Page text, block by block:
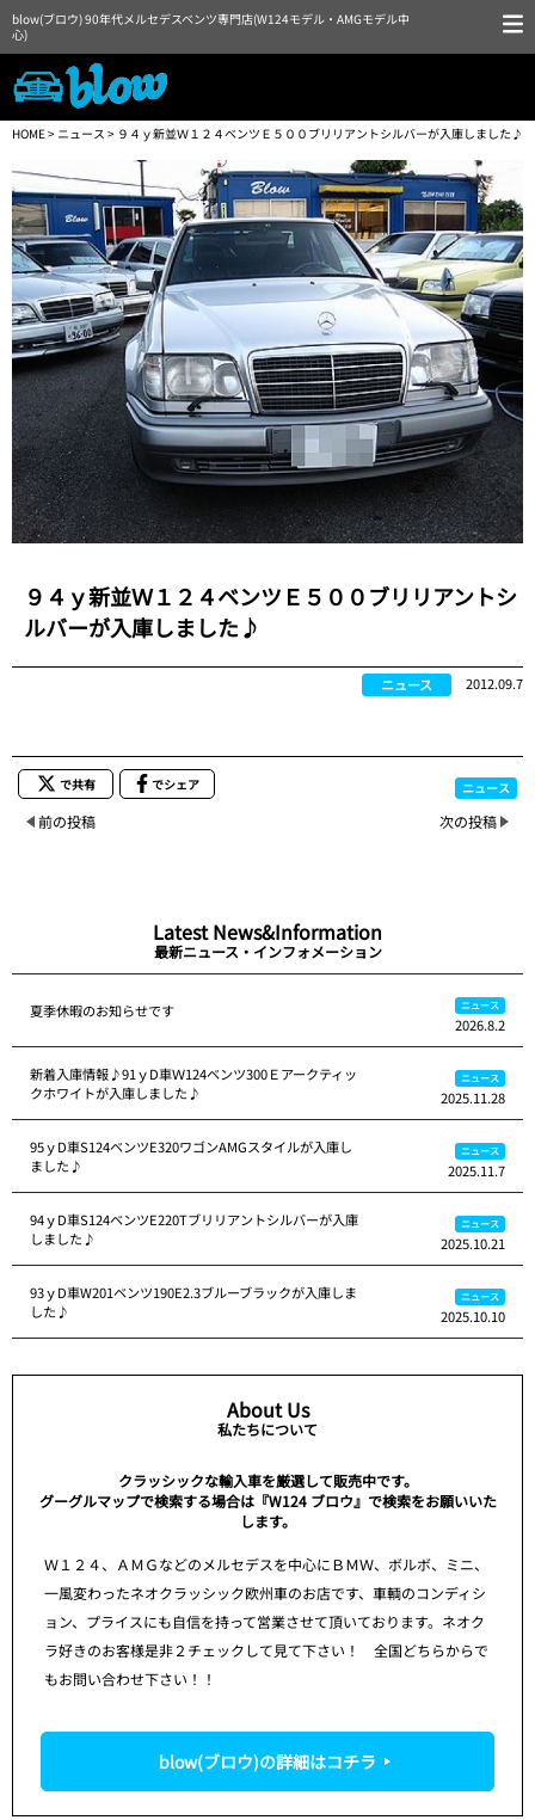
blow(ブロウ) 90年代メルセデスベンツ専門店(W124モデル・AMGモデル中
心)
HOME> ニュース > ９４ｙ新並Ｗ１２４ベンツＥ５００ブリリアントシルバーが入庫しました♪
９４ｙ新並Ｗ１２４ベンツＥ５００ブリリアントシ
ルバーが入庫しました♪
ニュース 2012.09.7
で共有 でシェア ニュース
前の投稿 次の投稿
Latest News&Information
最新ニュース・インフォメーション
夏季休暇のお知らせです ニュース
2026.8.2
新着入庫情報♪91ｙD車Ｗ124ベンツ300Ｅアークティッ
クホワイトが入庫しました♪
ニュース
2025.11.28
95ｙD車S124ベンツE320ワゴンAMGスタイルが入庫し
ました♪
ニュース
2025.11.7
94ｙD車S124ベンツE220Tブリリアントシルバーが入庫
しました♪
ニュース
2025.10.21
93ｙD車W201ベンツ190E2.3ブルーブラックが入庫しま
した♪
ニュース
2025.10.10
About Us
私たちについて
クラッシックな輸入車を厳選して販売中です。
グーグルマップで検索する場合は『W124 ブロウ』で検索をお願いいた
します。
Ｗ１２４、ＡＭＧなどのメルセデスを中心にＢＭＷ、ボルボ、ミニ、
一風変わったネオクラッシック欧州車のお店です、車輌のコンディシ
ョン、プライスにも自信を持って営業させて頂いております。ネオク
ラ好きのお客様是非２チェックして見て下さい！ 全国どちらからで
もお問い合わせ下さい！！
blow(ブロウ)の詳細はコチラ